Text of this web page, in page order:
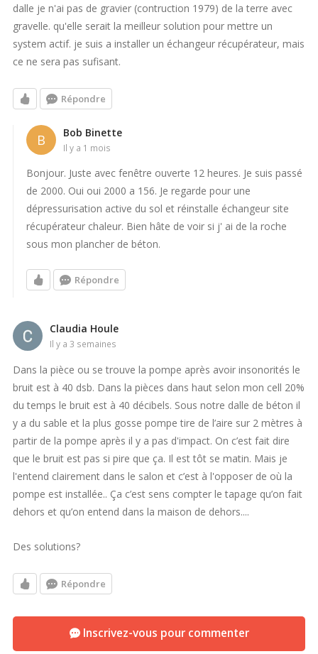
dalle je n'ai pas de gravier (contruction 1979) de la terre avec
gravelle. qu'elle serait la meilleur solution pour mettre un
system actif. je suis a installer un échangeur récupérateur, mais
ce ne sera pas sufisant.
Répondre
B Bob Binette
il y a 1 mois
Bonjour. Juste avec fenêtre ouverte 12 heures. Je suis passé
de 2000. Oui oui 2000 a 156. Je regarde pour une
dépressurisation active du sol et réinstalle échangeur site
récupérateur chaleur. Bien hâte de voir si j' ai de la roche
sous mon plancher de béton.
Répondre
Claudia Houle
il y a 3 semaines
Dans la pièce ou se trouve la pompe après avoir insonorités le
bruit est à 40 dsb. Dans la pièces dans haut selon mon cell 20%
du temps le bruit est à 40 décibels. Sous notre dalle de béton il
y a du sable et la plus gosse pompe tire de l’aire sur 2 mètres à
partir de la pompe après il y a pas d'impact. On c’est fait dire
que le bruit est pas si pire que ça. Il est tôt se matin. Mais je
l'entend clairement dans le salon et c’est à l'opposer de où la
pompe est installée.. Ça c’est sens compter le tapage qu’on fait
dehors et qu’on entend dans la maison de dehors....
Des solutions?
Répondre
Inscrivez-vous pour commenter